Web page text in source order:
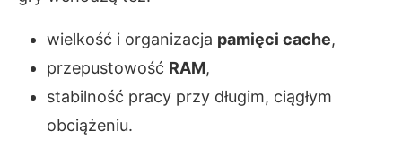
wielkość i organizacja pamięci cache,
przepustowość RAM,
stabilność pracy przy długim, ciągłym
obciążeniu.